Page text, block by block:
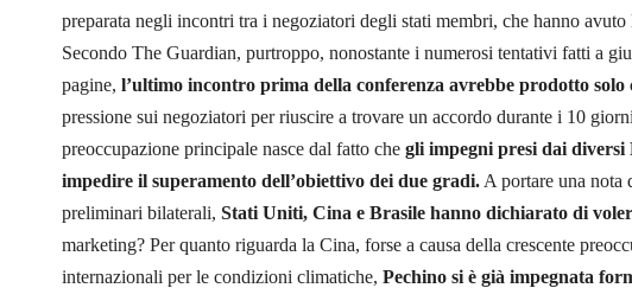
preparata negli incontri tra i negoziatori degli stati membri, che hanno
Secondo The Guardian, purtroppo, nonostante i numerosi tentativi fatti a
pagine, l’ultimo incontro prima della conferenza avrebbe prodotto
pressione sui negoziatori per riuscire a trovare un accordo durante i 10
preoccupazione principale nasce dal fatto che gli impegni presi dai diversi
impedire il superamento dell’obiettivo dei due gradi. A portare una nota
preliminari bilaterali, Stati Uniti, Cina e Brasile hanno dichiarato di
marketing? Per quanto riguarda la Cina, forse a causa della crescente
internazionali per le condizioni climatiche, Pechino si è già impegnata